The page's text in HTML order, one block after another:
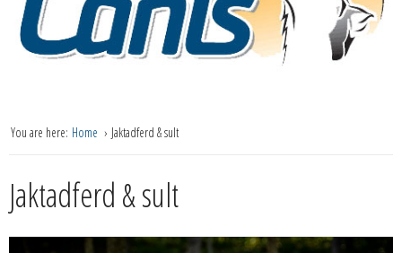
You are here: Home Jaktadferd & sult
Jaktadferd & sult